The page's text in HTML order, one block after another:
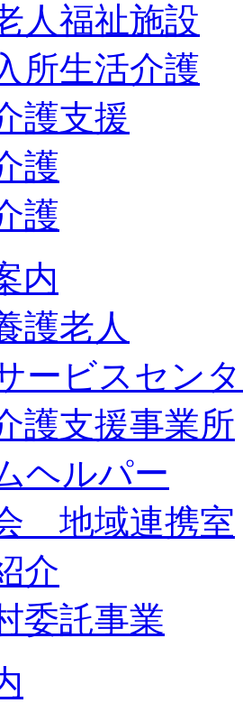
人福祉施設
所生活介護
護支援
護
護
内
護老人
ービスセン
護支援事業所
ヘルパー
地域連携室
介
委託事業